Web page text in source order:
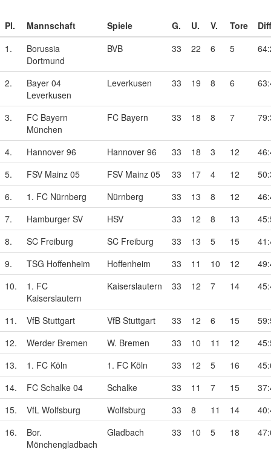
Pl. Mannschaft Spiele G. U. V. Tore
1.
Borussia
Dortmund
BVB 33 22 6 5
2.
Bayer 04
Leverkusen
Leverkusen 33 19 8 6
3.
FC Bayern
München
FC Bayern 33 18 8 7
4. Hannover 96 Hannover 96 33 18 3 12
5.
FSV Mainz 05 FSV Mainz 05 33 17 4 12
6.
1. FC Nürnberg Nürnberg 33 13 8 12
7.
Hamburger SV HSV 33 12 8 13
8.
SC Freiburg SC Freiburg 33 13 5 15
9.
TSG Hoffenheim Hoffenheim 33 11 10 12
10.
1. FC
Kaiserslautern
Kaiserslautern 33 12 7 14
11. VfB Stuttgart VfB Stuttgart 33 12 6 15
12.
Werder Bremen W. Bremen 33 10 11 12
13.
1. FC Köln 1. FC Köln 33 12 5 16
14.
FC Schalke 04 Schalke 33 11 7 15
15.
VfL Wolfsburg Wolfsburg 33 8 11 14
16.
Bor.
Mönchengladbach
Gladbach 33 10 5 18